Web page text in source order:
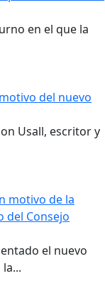
en el que la
del nuevo
Usall, escritor y
motivo de la
del Consejo
el nuevo